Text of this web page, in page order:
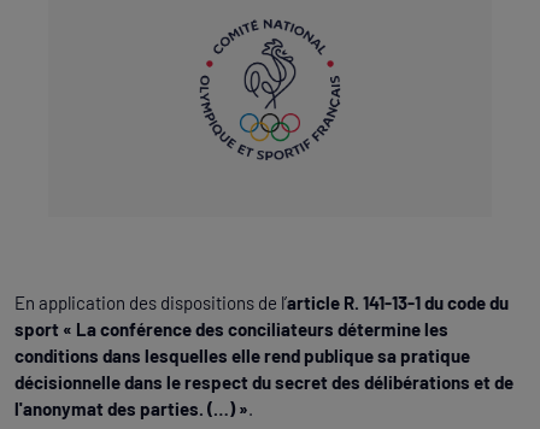
En application des dispositions de l’article R. 141-13-1 du code du
sport « La conférence des conciliateurs détermine les
conditions dans lesquelles elle rend publique sa pratique
décisionnelle dans le respect du secret des délibérations et de
l'anonymat des parties. (…) ».